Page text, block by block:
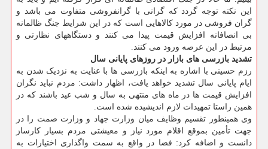
این نکته توجه گردد که گرانی با گرانفروشی متفاوت می باشد و
گران فروشی در مورد کالاهایی است که در این شرایط جنگ ظالمانه
بی انصافانه افزایش قیمت پیدا می کنند و دستگاههای نظارتی و
مرتبط در این عرصه ورود می کنند.
تشدید بازرسی های بازار در روزهای پایانی سال
رزم حسینی با اشاره به اینکه بازرسی ها با عنایت به نزدیک شدن به
ایام پایانی سال تشدید خواهد یافت، اظهار داشت: مردم نباید نگران
افزایش قیمت ها در ماه های منتهی به سال و شب عید باشند که در
همین راستا تمهیدات لازم اندیشیده شده است.
وی همینطور تقسیم وظایف میان وزارت جهاد و وزارت صمت را در
جهت تأمین بموقع اقلام مورد نیاز و معیشتی مردم بسیار کارساز
دانست و اضافه کرد: فضا در واقع به سمت واگذاری اختیارات به